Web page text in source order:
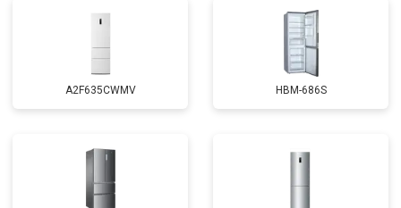
A2F635CWMV HBM-686S